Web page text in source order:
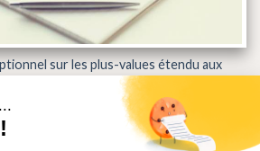
sur les plus-values étendu aux
de taille moyenne